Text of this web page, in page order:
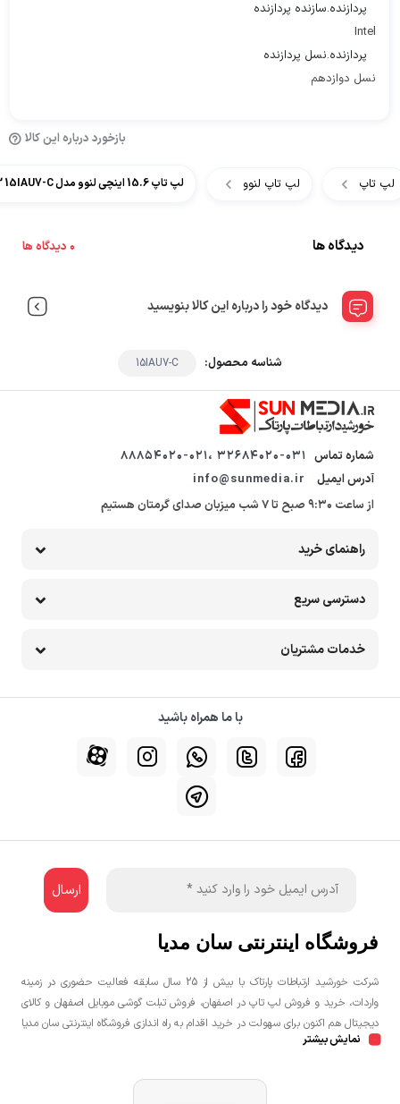
پردازنده.سازنده پردازنده
Intel
پردازنده.نسل پردازنده
نسل دوازدهم
بازخورد درباره این کالا
لپ تاپ لپ تاپ لنوو لپ تاپ 15.6 اینچی لنوو مدل Lenovo IdeaPad 3 15IAU7-C
دیدگاه ها 0 دیدگاه ها
دیدگاه خود را درباره این کالا بنویسید
شناسه محصول: 15IAU7-C
شماره تماس 32684020-031 ،88854020-021
آدرس ایمیل
از ساعت 9:30 صبح تا 7 شب میزبان صدای گرمتان هستیم
راهنمای خرید
دسترسی سریع
خدمات مشتریان
با ما همراه باشید
فروشگاه اینترنتی سان مدیا
شرکت خورشید ارتباطات پارتاک با بیش از 25 سال سابقه فعالیت حضوری در زمینه
واردات، خرید و فروش لپ تاپ در اصفهان، فروش تبلت گوشی موبایل اصفهان و کالای
دیجیتال هم اکنون برای سهولت در خرید اقدام به راه اندازی فروشگاه اینترنتی سان مدیا
نموده است تا مشتریان عزیز یک خرید راحت و مطمئن با بهترین قیمت را تجربه
در اصفهان به صورت حضوری و یا اینترنتی اقدام نمائید.
نمایش بیشتر